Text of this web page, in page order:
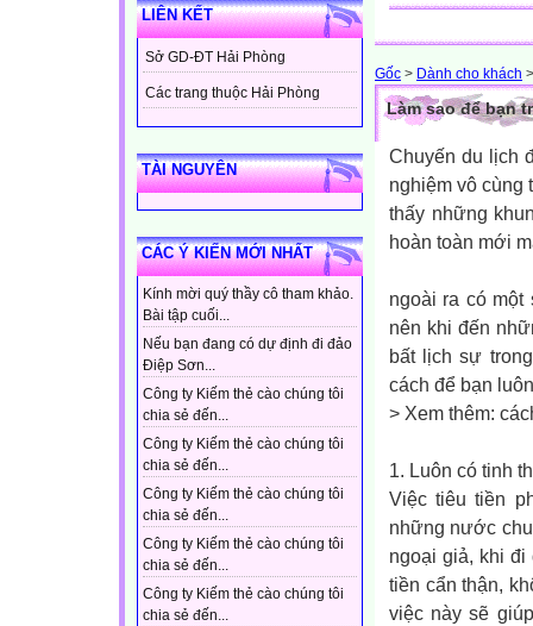
LIÊN KẾT
Sở GD-ĐT Hải Phòng
Các trang thuộc Hải Phòng
TÀI NGUYÊN
CÁC Ý KIẾN MỚI NHẤT
Kính mời quý thầy cô tham khảo.
Bài tập cuối...
Nếu bạn đang có dự định đi đảo
Điệp Sơn...
Công ty Kiếm thẻ cào chúng tôi
chia sẻ đến...
Công ty Kiếm thẻ cào chúng tôi
chia sẻ đến...
Công ty Kiếm thẻ cào chúng tôi
chia sẻ đến...
Công ty Kiếm thẻ cào chúng tôi
chia sẻ đến...
Công ty Kiếm thẻ cào chúng tôi
chia sẻ đến...
Gốc > Dành cho khách >
Làm sao để bạn
Chuyến du lịch
nghiệm vô cùng
thấy những
hoàn toàn mới
ngoài ra có
nên khi đến
bất lịch sự
cách để bạn
> Xem thêm:
1. Luôn có tinh
Việc tiêu tiền
những nước
ngoại giả, khi
tiền cẩn thận,
việc này sẽ